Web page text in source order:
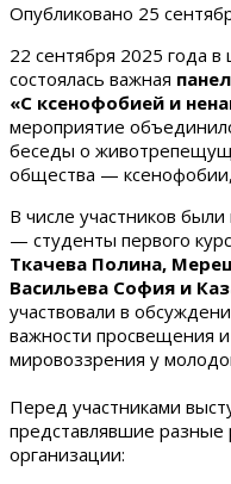
Опубликовано 25
22 сентября 2025 года
состоялась важная
«С ксенофобией и
мероприятие
беседы о
общества —
В числе участников
— студенты первого
Ткачева Полина,
Васильева София и
участвовали в
важности просвещения
мировоззрения у
Перед участниками
представлявшие
организации: